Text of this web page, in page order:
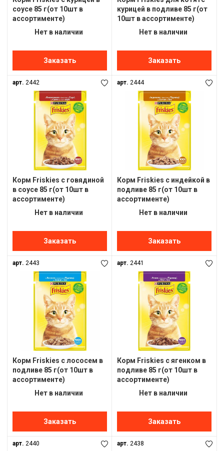
соусе 85 г(от 10шт в
ассортименте)
Нет в наличии
Заказать
курицей в подливе 85 г(от
10шт в ассортименте)
Нет в наличии
Заказать
арт. 2442
Корм Friskies с говядиной
в соусе 85 г(от 10шт в
ассортименте)
Нет в наличии
Заказать
арт. 2444
Корм Friskies с индейкой в
подливе 85 г(от 10шт в
ассортименте)
Нет в наличии
Заказать
арт. 2443
Корм Friskies с лососем в
подливе 85 г(от 10шт в
ассортименте)
Нет в наличии
Заказать
арт. 2441
Корм Friskies с ягенком в
подливе 85 г(от 10шт в
ассортименте)
Нет в наличии
Заказать
арт. 2440 арт. 2438